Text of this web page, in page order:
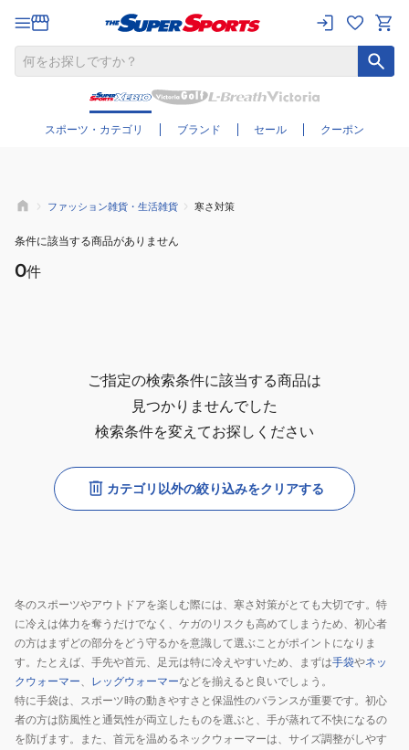
スポーツ・カテゴリ ブランド セール クーポン
さらに絞り込む
ファッション雑貨・生活雑貨 寒さ対策
条件に該当する商品がありません
0件
ご指定の検索条件に該当する商品は
見つかりませんでした
検索条件を変えてお探しください
カテゴリ以外の絞り込みをクリアする
冬のスポーツやアウトドアを楽しむ際には、寒さ対策がとても大切です。特
に冷えは体力を奪うだけでなく、ケガのリスクも高めてしまうため、初心者
の方はまずどの部分をどう守るかを意識して選ぶことがポイントになりま
す。たとえば、手先や首元、足元は特に冷えやすいため、まずは手袋やネッ
クウォーマー、 レッグウォーマーなどを揃えると良いでしょう。
特に手袋は、スポーツ時の動きやすさと保温性のバランスが重要です。初心
者の方は防風性と通気性が両立したものを選ぶと、手が蒸れて不快になるの
を防げます。また、首元を温めるネックウォーマーは、サイズ調整がしやす